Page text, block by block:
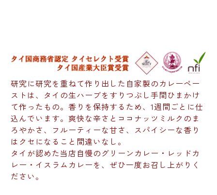
研究に研究を重ねて作り出した自家製のカレーペー
ストは、タイの生ハーブをすりつぶし手間ひまかけ
て作ったもの。香りを保持するため、1週間ごとに仕
込んでいます。爽快な辛さとココナッツミルクのま
ろやかさ、フルーティーな甘さ、スパイシーな香り
はクセになること間違いなし。
タイが認めた当店自慢のグリーンカレー・レッドカ
レー・イスラムカレーを、ぜひ一度お召し上がりく
ださい。